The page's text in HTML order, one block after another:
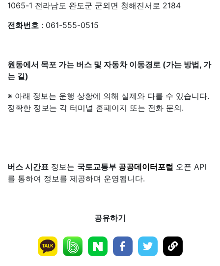
1065-1 전라남도 완도군 군외면 청해진서로 2184
전화번호 : 061-555-0515
원동에서 목포 가는 버스 및 자동차 이동경로 (가는 방법, 가
는 길)
※ 아래 정보는 운행 상황에 의해 실제와 다를 수 있습니다.
정확한 정보는 각 터미널 홈페이지 또는 전화 문의.
버스 시간표 정보는 국토교통부 공공데이터포털 오픈 API
를 통하여 정보를 제공하며 운영됩니다.
공유하기